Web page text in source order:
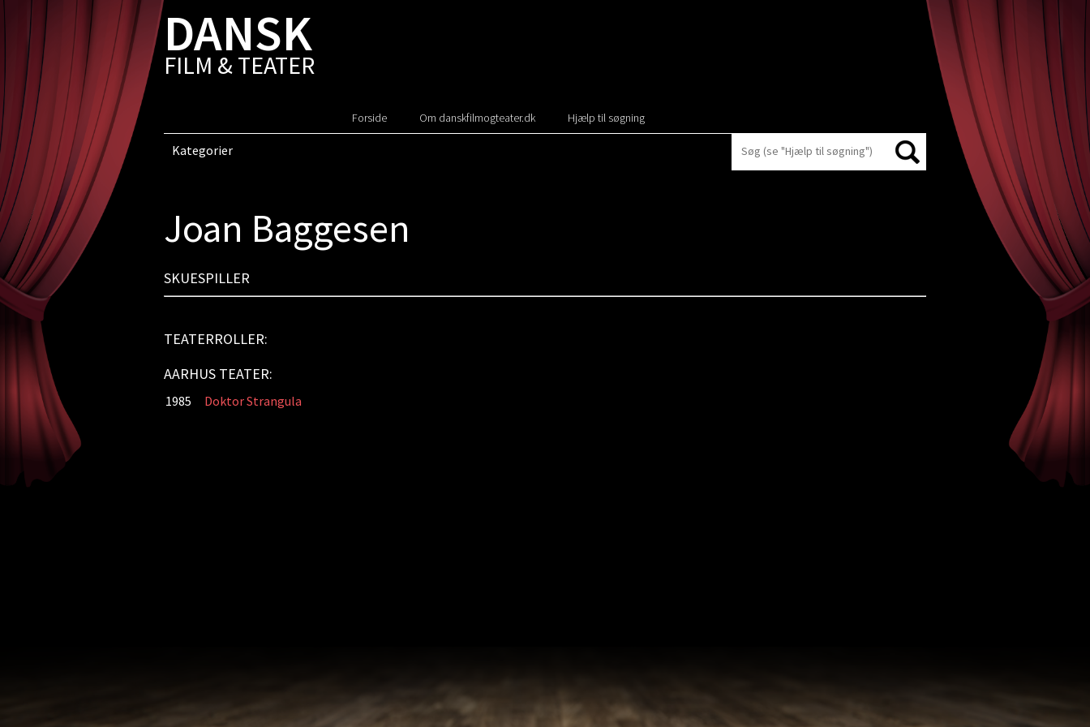
DANSK
FILM & TEATER
Forside Om danskfilmogteater.dk Hjælp til søgning
Kategorier
Joan Baggesen
SKUESPILLER
TEATERROLLER:
AARHUS TEATER:
1985 Doktor Strangula